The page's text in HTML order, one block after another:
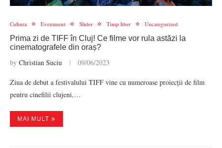
Cultura Eveniment Slider Timp liber Uncategorized
Prima zi de TIFF în Cluj! Ce filme vor rula astăzi la
cinematografele din oraș?
by Christian Suciu 09/06/2023
Ziua de debut a festivalului TIFF vine cu numeroase proiecții de film
pentru cinefilii clujeni,…
MAI MULT